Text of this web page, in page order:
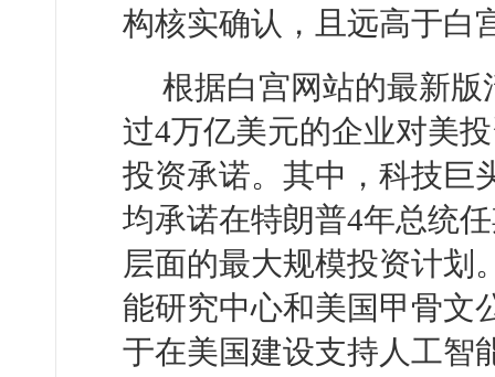
构核实确认，且远高于白
根据白宫网站的最新
过4万亿美元的企业对美
投资承诺。其中，科技巨
均承诺在特朗普4年总统
层面的最大规模投资计划
能研究中心和美国甲骨文
于在美国建设支持人工智